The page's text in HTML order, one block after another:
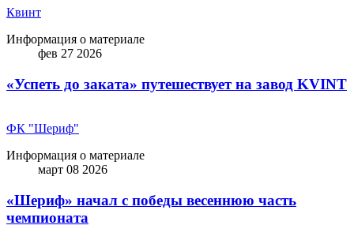
Квинт
Информация о материале
фев 27 2026
«Успеть до заката» путешествует на завод KVINT
ФК "Шериф"
Информация о материале
март 08 2026
«Шериф» начал с победы весеннюю часть
чемпионата